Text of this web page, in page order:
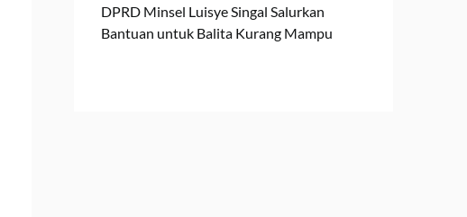
DPRD Minsel Luisye Singal Salurkan
Bantuan untuk Balita Kurang Mampu